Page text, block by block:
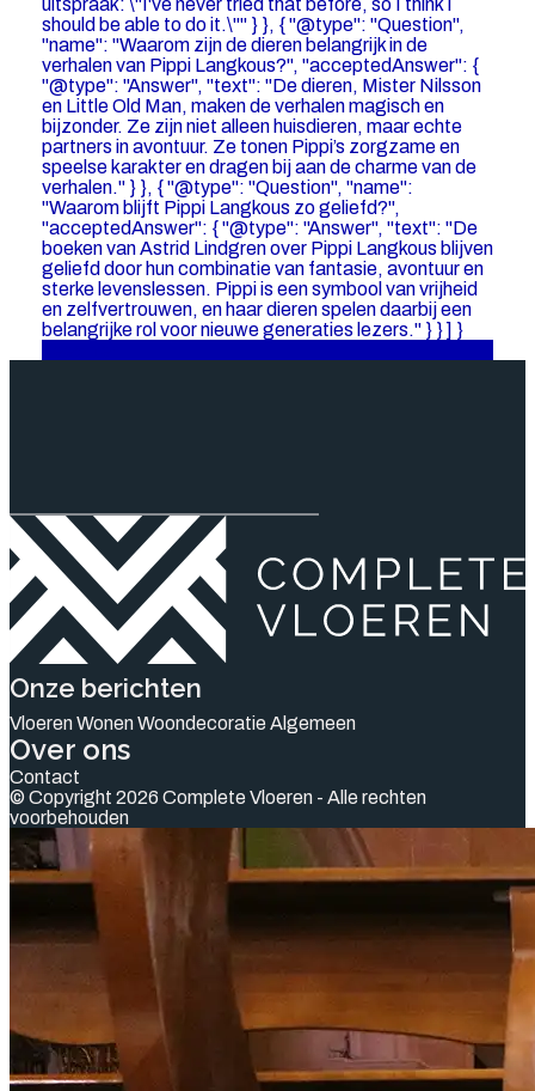
uitspraak: \"I've never tried that before, so I think I
should be able to do it.\"" } }, { "@type": "Question",
"name": "Waarom zijn de dieren belangrijk in de
verhalen van Pippi Langkous?", "acceptedAnswer": {
"@type": "Answer", "text": "De dieren, Mister Nilsson
en Little Old Man, maken de verhalen magisch en
bijzonder. Ze zijn niet alleen huisdieren, maar echte
partners in avontuur. Ze tonen Pippi’s zorgzame en
speelse karakter en dragen bij aan de charme van de
verhalen." } }, { "@type": "Question", "name":
"Waarom blijft Pippi Langkous zo geliefd?",
"acceptedAnswer": { "@type": "Answer", "text": "De
boeken van Astrid Lindgren over Pippi Langkous blijven
geliefd door hun combinatie van fantasie, avontuur en
sterke levenslessen. Pippi is een symbool van vrijheid
en zelfvertrouwen, en haar dieren spelen daarbij een
belangrijke rol voor nieuwe generaties lezers." } } ] }
Onze berichten
VloerenWonenWoondecoratieAlgemeen
Over ons
Contact
© Copyright 2026 Complete Vloeren - Alle rechten
voorbehouden